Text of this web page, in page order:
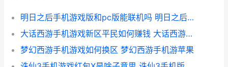
明日之后手机游戏版和pc版能联机吗 明日之后手机游戏能查登录机型吗
大话西游手机游戏新区平民如何赚钱 大话西游手机游戏官网
梦幻西游手机游戏如何换区 梦幻西游手机游苹果